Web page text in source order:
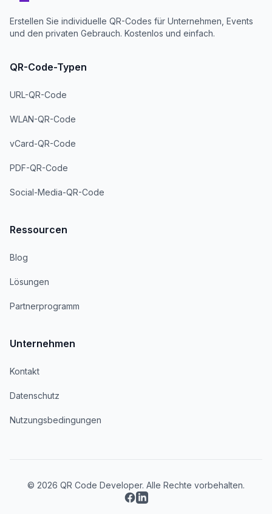
Erstellen Sie individuelle QR-Codes für Unternehmen, Events
und den privaten Gebrauch. Kostenlos und einfach.
QR-Code-Typen
URL-QR-Code
WLAN-QR-Code
vCard-QR-Code
PDF-QR-Code
Social-Media-QR-Code
Ressourcen
Blog
Lösungen
Partnerprogramm
Unternehmen
Kontakt
Datenschutz
Nutzungsbedingungen
© 2026 QR Code Developer. Alle Rechte vorbehalten.